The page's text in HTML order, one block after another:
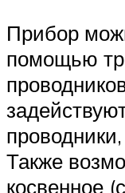
Прибор
помощью
Также
косвенное